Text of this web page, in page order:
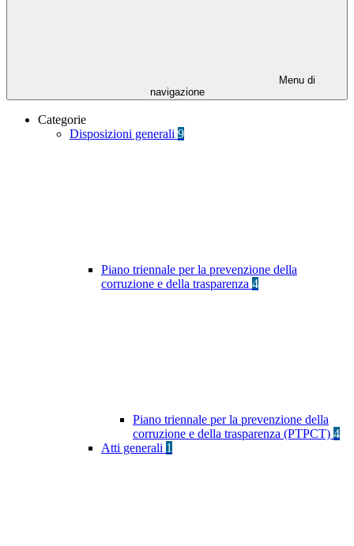
Menu di
navigazione
Categorie
Disposizioni generali 9
Piano triennale per la prevenzione della
corruzione e della trasparenza 4
Piano triennale per la prevenzione della
corruzione e della trasparenza (PTPCT) 4
Atti generali 1